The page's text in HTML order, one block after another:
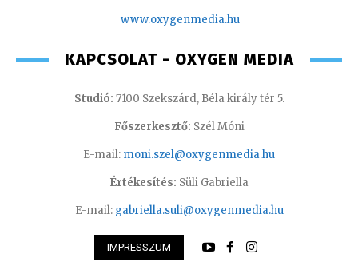
www.oxygenmedia.hu
KAPCSOLAT - OXYGEN MEDIA
Studió: 7100 Szekszárd, Béla király tér 5.
Főszerkesztő: Szél Móni
E-mail: moni.szel@oxygenmedia.hu
Értékesítés: Süli Gabriella
E-mail: gabriella.suli@oxygenmedia.hu
IMPRESSZUM